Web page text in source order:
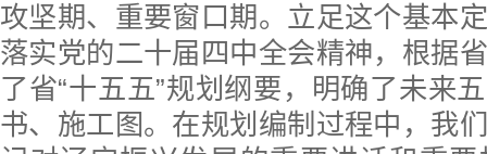
攻坚期、重要窗口期。立足这个基本
落实党的二十届四中全会精神，根据
了省“十五五”规划纲要，明确了未来
书、施工图。在规划编制过程中，我